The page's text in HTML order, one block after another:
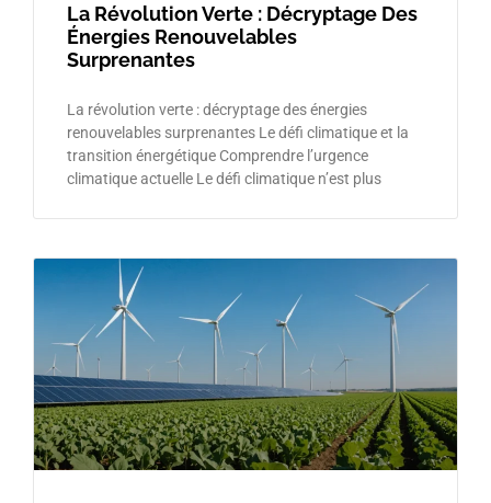
La Révolution Verte : Décryptage Des
Énergies Renouvelables
Surprenantes
La révolution verte : décryptage des énergies
renouvelables surprenantes Le défi climatique et la
transition énergétique Comprendre l’urgence
climatique actuelle Le défi climatique n’est plus